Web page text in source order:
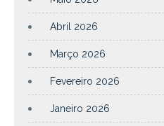
Abril 2026
Março 2026
Fevereiro 2026
Janeiro 2026